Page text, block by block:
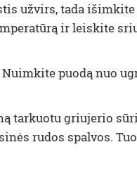
užvirs, tada
ir leiskite
puodą nuo
tarkuotu griujerio
rudos spalvos.